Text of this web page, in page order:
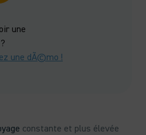
une
une dÃ©mo !
constante et plus élevée